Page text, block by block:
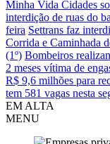
Minha Vida Cidades
interdição de ruas do
feira Settrans faz
Corrida e Caminhada
(1º) Bombeiros
2 meses vítima de
R$ 9,6 milhões para
tem 581 vagas nesta
EM ALTA
MENU